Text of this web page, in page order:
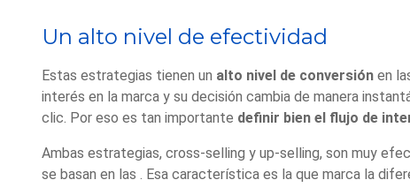
Un alto nivel de efectividad
Estas estrategias tienen un alto nivel de conversión en
interés en la marca y su decisión cambia de manera
clic. Por eso es tan importante definir bien el flujo de
Ambas estrategias, cross-selling y up-selling, son muy
se basan en las . Esa característica es la que marca la